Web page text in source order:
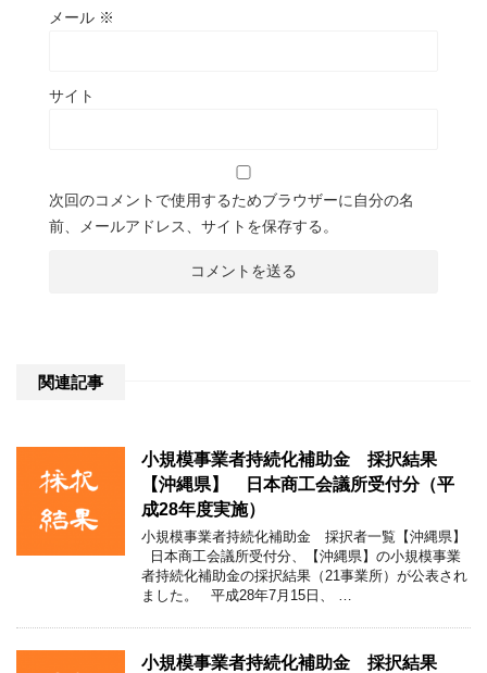
メール ※
サイト
次回のコメントで使用するためブラウザーに自分の名
前、メールアドレス、サイトを保存する。
関連記事
小規模事業者持続化補助金 採択結果
【沖縄県】 日本商工会議所受付分（平
成28年度実施）
小規模事業者持続化補助金 採択者一覧【沖縄県】
日本商工会議所受付分、【沖縄県】の小規模事業
者持続化補助金の採択結果（21事業所）が公表され
ました。 平成28年7月15日、 …
小規模事業者持続化補助金 採択結果